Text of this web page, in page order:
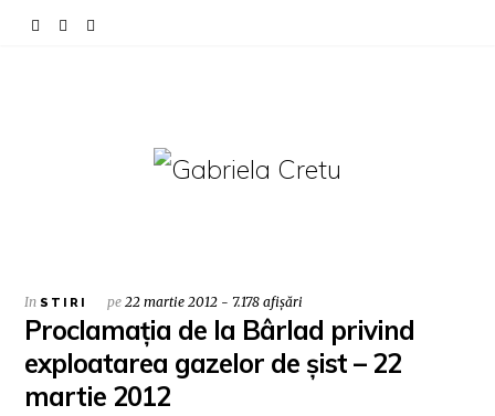
In STIRI pe 22 martie 2012 - 7.178 afișări
Proclamația de la Bârlad privind
exploatarea gazelor de șist – 22
martie 2012